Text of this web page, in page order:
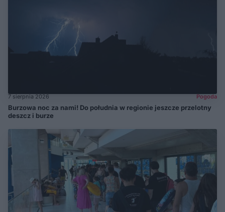
7 sierpnia 2026 Pogoda
Burzowa noc za nami! Do południa w regionie jeszcze przelotny
deszcz i burze